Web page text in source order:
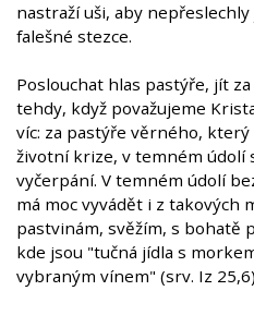
nastraží uši, aby
falešné stezce.
Poslouchat hlas pastýře, jít
tehdy, když považujeme
víc: za pastýře věrného,
životní krize, v temném údolí
vyčerpání. V temném údolí
má moc vyvádět i z takových
pastvinám, svěžím, s bohatě
kde jsou "tučná jídla s
vybraným vínem" (srv. Iz